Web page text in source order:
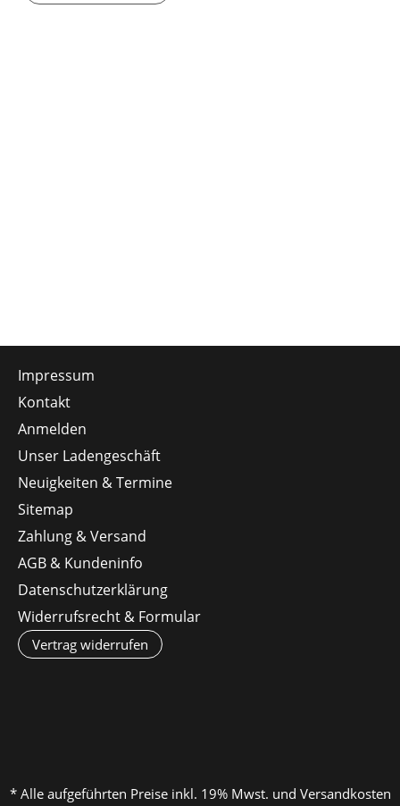
Impressum
Kontakt
Anmelden
Unser Ladengeschäft
Neuigkeiten & Termine
Sitemap
Zahlung & Versand
AGB & Kundeninfo
Datenschutzerklärung
Widerrufsrecht & Formular
Vertrag widerrufen
* Alle aufgeführten Preise inkl. 19% Mwst. und Versandkosten